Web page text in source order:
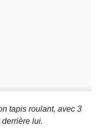
tapis roulant, avec 3
lui.